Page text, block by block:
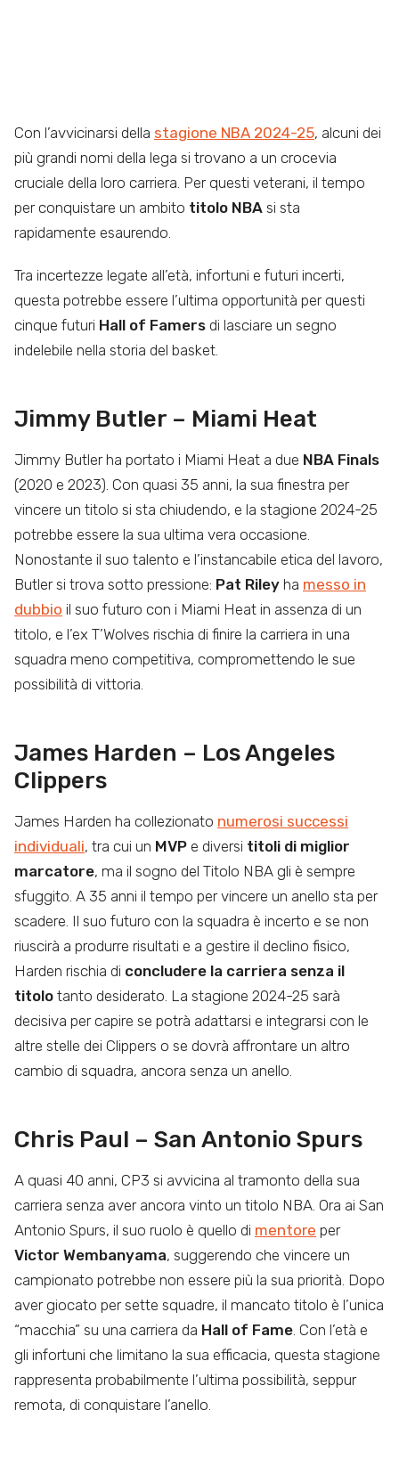
Con l’avvicinarsi della stagione NBA 2024-25, alcuni dei
più grandi nomi della lega si trovano a un crocevia
cruciale della loro carriera. Per questi veterani, il tempo
per conquistare un ambito titolo NBA si sta
rapidamente esaurendo.
Tra incertezze legate all’età, infortuni e futuri incerti,
questa potrebbe essere l’ultima opportunità per questi
cinque futuri Hall of Famers di lasciare un segno
indelebile nella storia del basket.
Jimmy Butler – Miami Heat
Jimmy Butler ha portato i Miami Heat a due NBA Finals
(2020 e 2023). Con quasi 35 anni, la sua finestra per
vincere un titolo si sta chiudendo, e la stagione 2024-25
potrebbe essere la sua ultima vera occasione.
Nonostante il suo talento e l’instancabile etica del lavoro,
Butler si trova sotto pressione: Pat Riley ha messo in
dubbio il suo futuro con i Miami Heat in assenza di un
titolo, e l’ex T’Wolves rischia di finire la carriera in una
squadra meno competitiva, compromettendo le sue
possibilità di vittoria.
James Harden – Los Angeles
Clippers
James Harden ha collezionato numerosi successi
individuali, tra cui un MVP e diversi titoli di miglior
marcatore, ma il sogno del Titolo NBA gli è sempre
sfuggito. A 35 anni il tempo per vincere un anello sta per
scadere. Il suo futuro con la squadra è incerto e se non
riuscirà a produrre risultati e a gestire il declino fisico,
Harden rischia di concludere la carriera senza il
titolo tanto desiderato. La stagione 2024-25 sarà
decisiva per capire se potrà adattarsi e integrarsi con le
altre stelle dei Clippers o se dovrà affrontare un altro
cambio di squadra, ancora senza un anello.
Chris Paul – San Antonio Spurs
A quasi 40 anni, CP3 si avvicina al tramonto della sua
carriera senza aver ancora vinto un titolo NBA. Ora ai San
Antonio Spurs, il suo ruolo è quello di mentore per
Victor Wembanyama, suggerendo che vincere un
campionato potrebbe non essere più la sua priorità. Dopo
aver giocato per sette squadre, il mancato titolo è l’unica
“macchia” su una carriera da Hall of Fame. Con l’età e
gli infortuni che limitano la sua efficacia, questa stagione
rappresenta probabilmente l’ultima possibilità, seppur
remota, di conquistare l’anello.